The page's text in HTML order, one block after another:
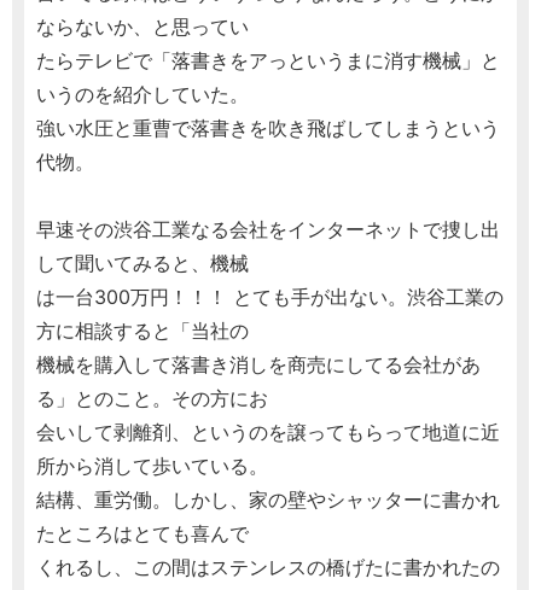
ならないか、と思ってい
たらテレビで「落書きをアっというまに消す機械」と
いうのを紹介していた。
強い水圧と重曹で落書きを吹き飛ばしてしまうという
代物。
早速その渋谷工業なる会社をインターネットで捜し出
して聞いてみると、機械
は一台300万円！！！ とても手が出ない。渋谷工業の
方に相談すると「当社の
機械を購入して落書き消しを商売にしてる会社があ
る」とのこと。その方にお
会いして剥離剤、というのを譲ってもらって地道に近
所から消して歩いている。
結構、重労働。しかし、家の壁やシャッターに書かれ
たところはとても喜んで
くれるし、この間はステンレスの橋げたに書かれたの